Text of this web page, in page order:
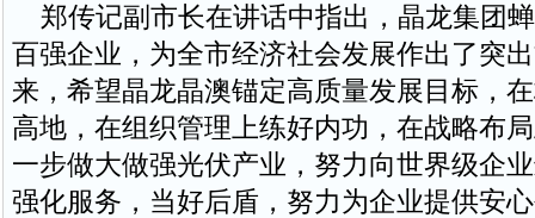
郑传记副市长在讲话中指出，晶龙集团
百强企业，为全市经济社会发展作出了突
来，希望晶龙晶澳锚定高质量发展目标，
高地，在组织管理上练好内功，在战略布
一步做大做强光伏产业，努力向世界级企
强化服务，当好后盾，努力为企业提供安